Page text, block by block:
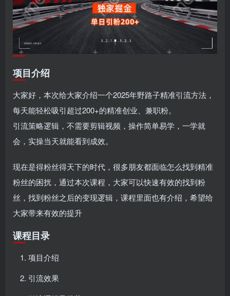
项目介绍
大家好，本次给大家介绍一个2025年野路子精准引流方法，
每天能轻松吸引超过200+的精准创业、兼职粉。
引流策略逻辑，不需要剪辑视频，操作简单易学，一学就
会，实操当天就能看到成效。
现在是得粉丝得天下的时代，很多朋友都面临怎么找到精准
粉丝的困扰，通过本次课程，大家可以快速有效的找到粉
丝，找到粉丝之后的变现逻辑，课程里面也有介绍，希望给
大家带来有效的提升
课程目录
项目介绍
引流效果